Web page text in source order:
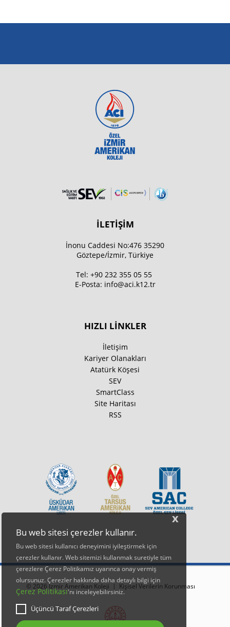
x
Bu web sitesi çerezler kullanır.
Bu web sitesi kullanıcı deneyimini iyileştirmek için
çerezler kullanır. Web sitemizi kullanmak suretiyle tüm
çerezlere Çerez Politikamız uyarınca onay vermiş
olursunuz. Çerezler hakkında daha detaylı bilgi için
Çerez Politikası'nı inceleyebilirsiniz.
Üçüncü Taraf Çerezleri
İLETİŞİM
İnonu Caddesi No:476 35290
Göztepe/İzmir, Türkiye
Tel: +90 232 355 05 55
E-Posta: info@aci.k12.tr
HIZLI LİNKLER
İletişim
Kariyer Olanakları
Atatürk Köşesi
SEV
SmartClass
Site Haritası
RSS
© 2026 İzmir Amerikan Koleji | Kişisel Verilerin Korunması